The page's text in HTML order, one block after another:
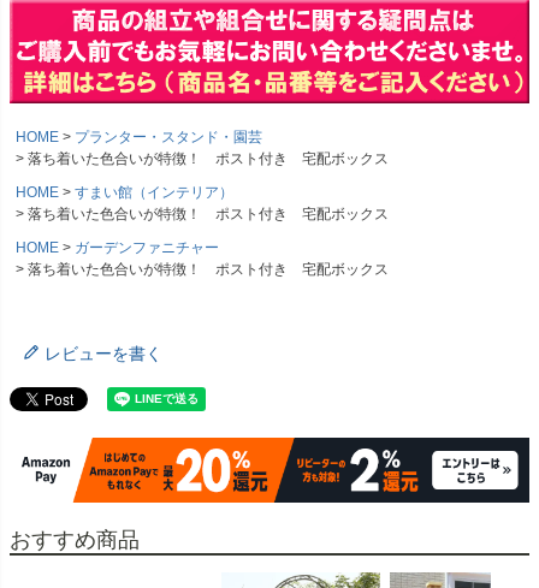
HOME
プランター・スタンド・園芸
落ち着いた色合いが特徴！ ポスト付き 宅配ボックス
HOME
すまい館（インテリア）
落ち着いた色合いが特徴！ ポスト付き 宅配ボックス
HOME
ガーデンファニチャー
落ち着いた色合いが特徴！ ポスト付き 宅配ボックス
レビューを書く
おすすめ商品